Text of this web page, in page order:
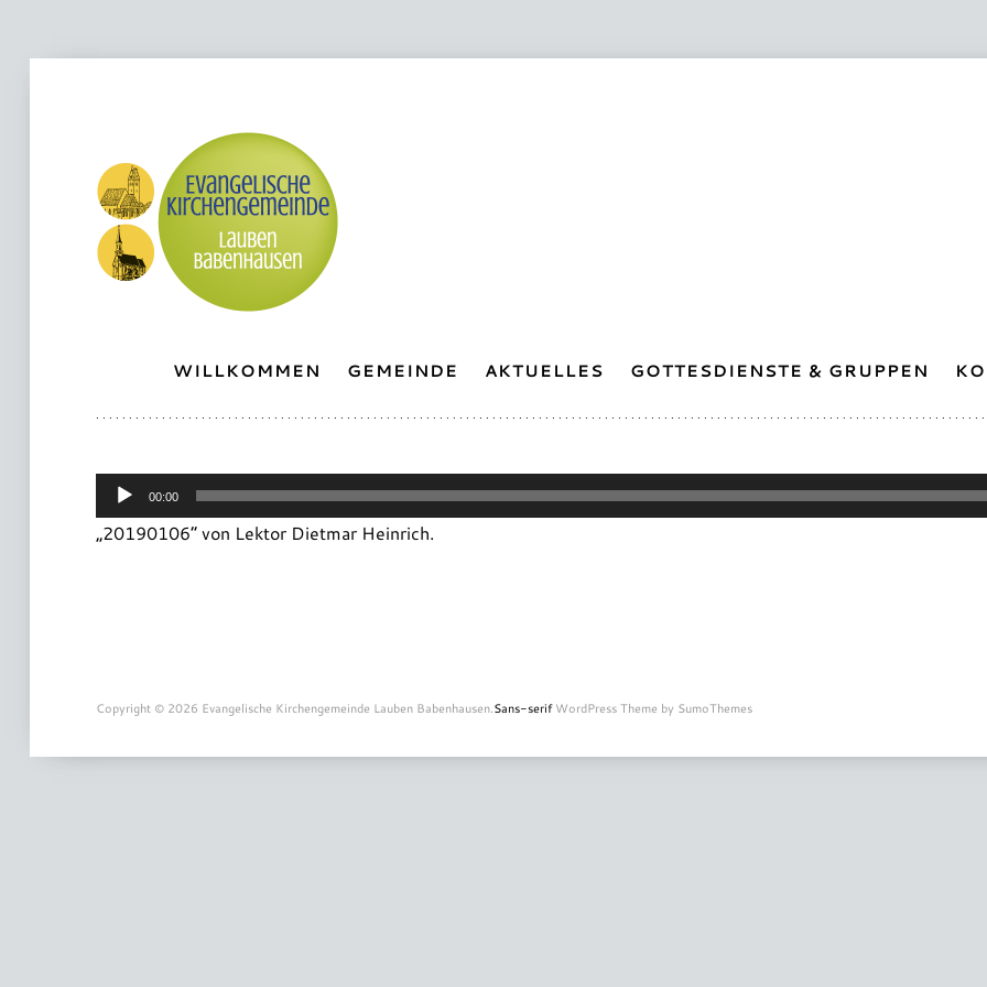
WILLKOMMEN GEMEINDE AKTUELLES GOTTESDIENSTE & GRUPPEN
Audio-
Player
00:00
„20190106“ von Lektor Dietmar Heinrich.
Copyright © 2026 Evangelische Kirchengemeinde Lauben Babenhausen.Sans-serifWordPress Theme by SumoThemes